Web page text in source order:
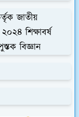
জাতীয়
শিক্ষাবর্ষ
বিজ্ঞান